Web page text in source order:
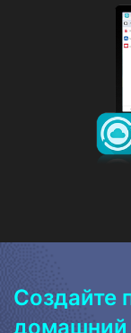
Создайте
домашний